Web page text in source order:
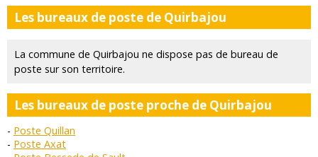
Les bureaux de poste de Quirbajou
La commune de Quirbajou ne dispose pas de bureau de
poste sur son territoire.
Les bureaux de poste proche de Quirbajou
Poste Quillan
Poste Axat